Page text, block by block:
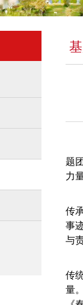
题
力
传
事
与
传
量